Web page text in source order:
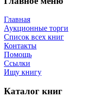
Главная
Аукционные торги
Список всех книг
Контакты
Помощь
Ссылки
Ищу книгу
Каталог книг